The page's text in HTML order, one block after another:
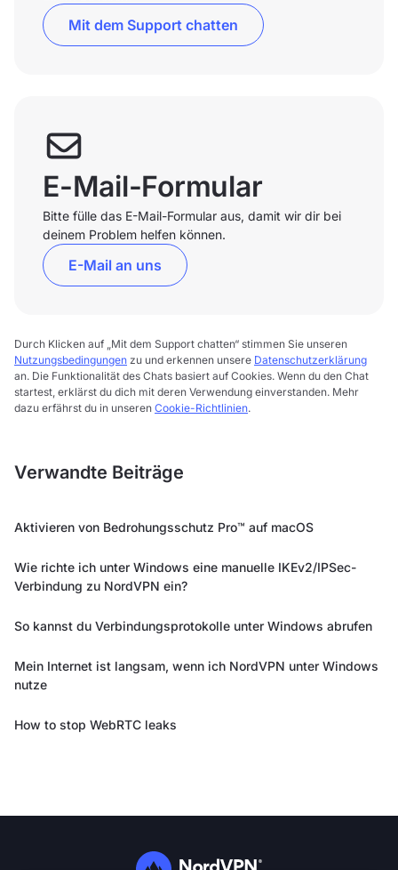
Mit dem Support chatten
E-Mail-Formular
Bitte fülle das E-Mail-Formular aus, damit wir dir bei
deinem Problem helfen können.
E-Mail an uns
Durch Klicken auf „Mit dem Support chatten“ stimmen Sie unseren
Nutzungsbedingungen zu und erkennen unsere Datenschutzerklärung
an. Die Funktionalität des Chats basiert auf Cookies. Wenn du den Chat
startest, erklärst du dich mit deren Verwendung einverstanden. Mehr
dazu erfährst du in unseren Cookie-Richtlinien.
Verwandte Beiträge
Aktivieren von Bedrohungsschutz Pro™ auf macOS
Wie richte ich unter Windows eine manuelle IKEv2/IPSec-
Verbindung zu NordVPN ein?
So kannst du Verbindungsprotokolle unter Windows abrufen
Mein Internet ist langsam, wenn ich NordVPN unter Windows
nutze
How to stop WebRTC leaks